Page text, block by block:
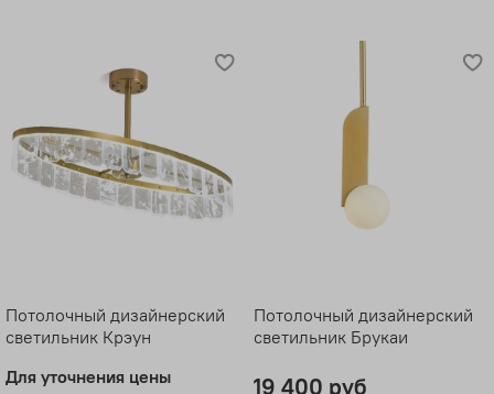
Потолочный дизайнерский
светильник Крэун
Для уточнения цены
Потолочный дизайнерский
светильник Брукаи
19 400 руб